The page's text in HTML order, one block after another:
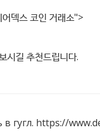
덱스 코인 거래소">
길 추천드립니다.
гугл. https://